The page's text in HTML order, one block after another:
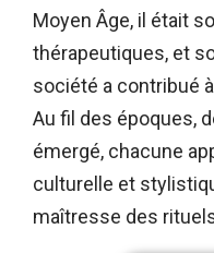
Moyen Âge, il était
thérapeutiques, et
société a contribué
Au fil des époques,
émergé, chacune
culturelle et
maîtresse des